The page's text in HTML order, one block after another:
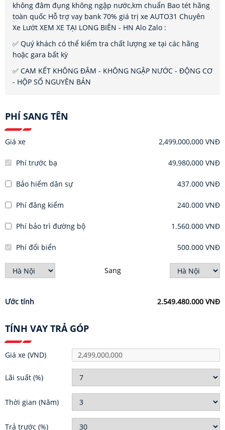
không đâm đụng không ngập nước,km chuẩn Bao tét hãng
toàn quốc Hỗ trợ vay bank 70% giá trị xe AUTO31 Chuyên
Xe Lướt XEM XE TẠI LONG BIÊN - HN Alo Zalo :
✅ Quý khách có thể kiểm tra chất lượng xe tại các hãng
hoặc gara bất kỳ
✅ CAM KẾT KHÔNG ĐÂM - KHÔNG NGẬP NƯỚC - ĐỘNG CƠ
- HỘP SỐ NGUYÊN BẢN
PHÍ SANG TÊN
Giá xe 2,499,000,000 VNĐ
Phí trước bạ 49,980,000 VNĐ
Bảo hiểm dân sự 437.000 VNĐ
Phí đăng kiểm 240.000 VNĐ
Phí bảo trì đường bộ 1.560.000 VNĐ
Phí đổi biển 500.000 VNĐ
Sang
Ước tính 2.549.480.000 VNĐ
TÍNH VAY TRẢ GÓP
Giá xe (VND)
Lãi suất (%)
Thời gian (Năm)
Trả trước (%)